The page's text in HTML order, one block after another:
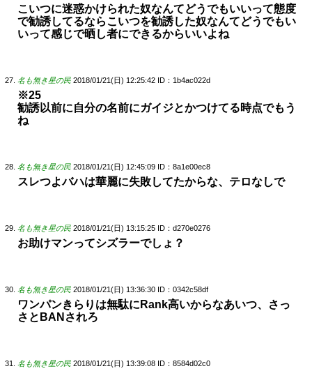
こいつに迷惑かけられた奴なんてどうでもいいって態度
で勧誘してるならこいつを勧誘した奴なんてどうでもい
いって感じで晒し者にできるからいいよね
名も無き星の民 2018/01/21(日) 12:25:42 ID：1b4ac022d
※25
勧誘以前に自分の名前にガイジとかつけてる時点でもう
ね
名も無き星の民 2018/01/21(日) 12:45:09 ID：8a1e00ec8
スレつよバハは華麗に失敗してたからな、テロなしで
名も無き星の民 2018/01/21(日) 13:15:25 ID：d270e0276
お助けマンってシズラーでしょ？
名も無き星の民 2018/01/21(日) 13:36:30 ID：0342c58df
ワンパンきらりは無駄にRank高いからなあいつ、さっ
さとBANされろ
名も無き星の民 2018/01/21(日) 13:39:08 ID：8584d02c0